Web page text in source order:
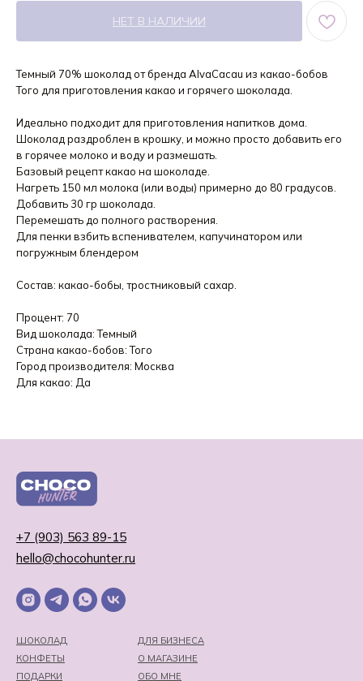
НЕТ В НАЛИЧИИ
Темный 70% шоколад от бренда AlvaCacau из какао-бобов
Того для приготовления какао и горячего шоколада.
Идеально подходит для приготовления напитков дома.
Шоколад раздроблен в крошку, и можно просто добавить его
в горячее молоко и воду и размешать.
Базовый рецепт какао на шоколаде.
Нагреть 150 мл молока (или воды) примерно до 80 градусов.
Добавить 30 гр шоколада.
Перемешать до полного растворения.
Для пенки взбить вспенивателем, капучинатором или
погружным блендером
Состав: какао-бобы, тростниковый сахар.
Процент: 70
Вид шоколада: Темный
Страна какао-бобов: Того
Город производителя: Москва
Для какао: Да
ДЛЯ БИЗНЕСА
ШОКОЛАД
+7 (903) 563 89-15
О МАГАЗИНЕ
КОНФЕТЫ
hello@chocohunter.ru
ОБО МНЕ
ПОДАРКИ